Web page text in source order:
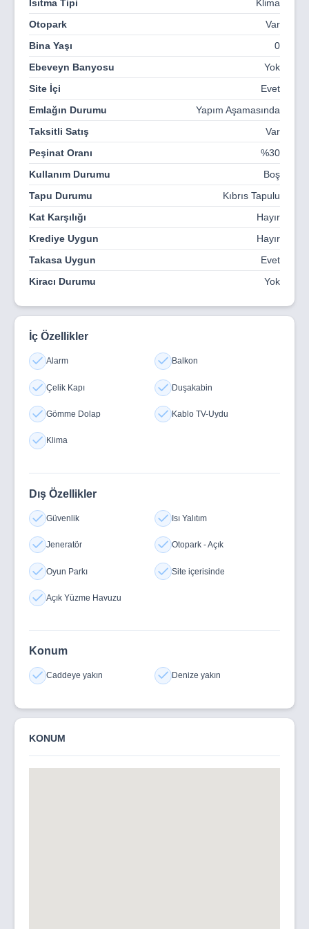
Isıtma Tipi
Klima
Otopark
Var
Bina Yaşı
0
Ebeveyn Banyosu
Yok
Site İçi
Evet
Emlağın Durumu
Yapım Aşamasında
Taksitli Satış
Var
Peşinat Oranı
%30
Kullanım Durumu
Boş
Tapu Durumu
Kıbrıs Tapulu
Kat Karşılığı
Hayır
Krediye Uygun
Hayır
Takasa Uygun
Evet
Kiracı Durumu
Yok
İç Özellikler
Alarm Balkon
Çelik Kapı Duşakabin
Gömme Dolap Kablo TV-Uydu
Klima
Dış Özellikler
Güvenlik Isı Yalıtım
Jeneratör Otopark - Açık
Oyun Parkı Site içerisinde
Açık Yüzme Havuzu
Konum
Caddeye yakın Denize yakın
KONUM